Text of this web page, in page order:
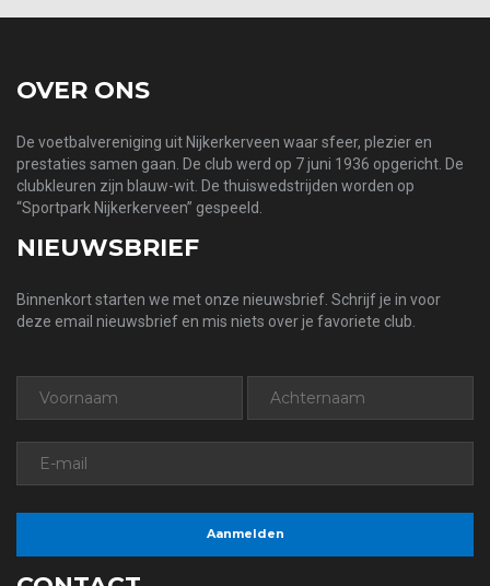
OVER ONS
De voetbalvereniging uit Nijkerkerveen waar sfeer, plezier en
prestaties samen gaan. De club werd op 7 juni 1936 opgericht. De
clubkleuren zijn blauw-wit. De thuiswedstrijden worden op
“Sportpark Nijkerkerveen” gespeeld.
NIEUWSBRIEF
Binnenkort starten we met onze nieuwsbrief. Schrijf je in voor
deze email nieuwsbrief en mis niets over je favoriete club.